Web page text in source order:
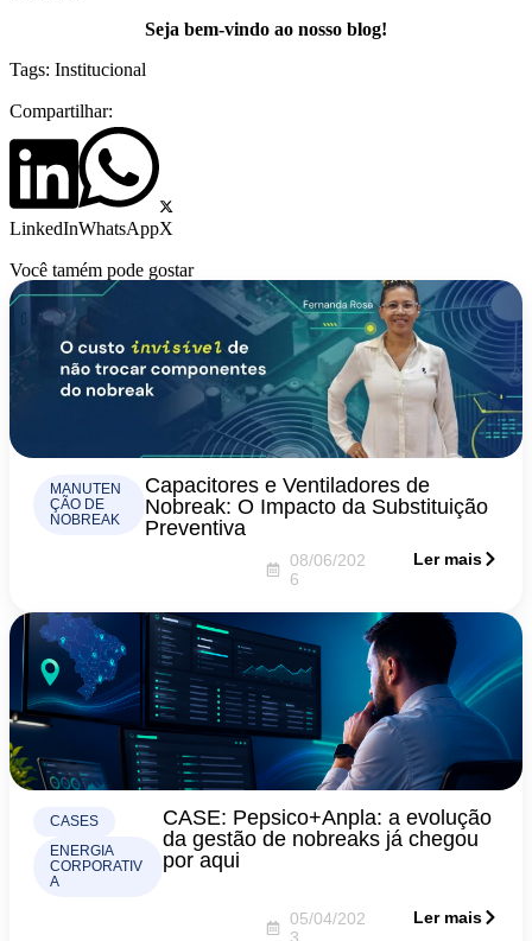
Seja bem-vindo ao nosso blog!
Tags: Institucional
Compartilhar:
LinkedInWhatsAppX
Você tamém pode gostar
MANUTEN
ÇÃO DE
NOBREAK
Capacitores e Ventiladores de
Nobreak: O Impacto da Substituição
Preventiva
08/06/202
6
Ler mais
CASES
ENERGIA
CORPORATIV
A
CASE: Pepsico+Anpla: a evolução
da gestão de nobreaks já chegou
por aqui
05/04/202
3
Ler mais